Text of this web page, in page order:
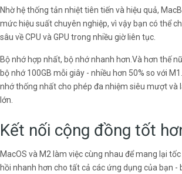
Nhờ hệ thống tản nhiệt tiên tiến và hiệu quả,
mức hiệu suất chuyên nghiệp, vì vậy bạn có thể
sâu về CPU và GPU trong nhiều giờ liên tục.
Bộ nhớ hợp nhất, bộ nhớ nhanh hơn.Và hơn thế
bộ nhớ 100GB mỗi giây - nhiều hơn 50% so với
nhớ thống nhất cho phép đa nhiệm siêu mượt và
lớn.
Kết nối cộng đồng tốt
MacOS và M2 làm việc cùng nhau để mang lại
hồi nhanh hơn cho tất cả các ứng dụng của bạn